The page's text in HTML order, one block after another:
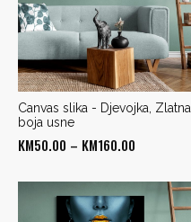
Canvas slika - Djevojka, Zlatna
boja usne
KM50.00 – KM160.00
KM50.00
through